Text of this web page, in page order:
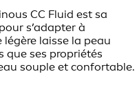
CC Fluid est sa
s’adapter à
laisse la peau
que ses propriétés
souple et confortable.